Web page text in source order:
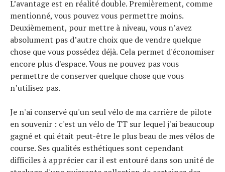
L’avantage est en réalité double. Premièrement, comme
mentionné, vous pouvez vous permettre moins.
Deuxièmement, pour mettre à niveau, vous n’avez
absolument pas d’autre choix que de vendre quelque
chose que vous possédez déjà. Cela permet d'économiser
encore plus d'espace. Vous ne pouvez pas vous
permettre de conserver quelque chose que vous
n’utilisez pas.
Je n'ai conservé qu'un seul vélo de ma carrière de pilote
en souvenir : c'est un vélo de TT sur lequel j'ai beaucoup
gagné et qui était peut-être le plus beau de mes vélos de
course. Ses qualités esthétiques sont cependant
difficiles à apprécier car il est entouré dans son unité de
À propos